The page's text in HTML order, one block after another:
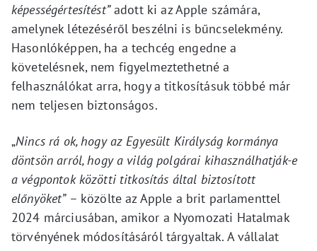
képességértesítést”adott ki az Apple számára,
amelynek létezéséről beszélni is bűncselekmény.
Hasonlóképpen, ha a techcég engedne a
követelésnek, nem figyelmeztethetné a
felhasználókat arra, hogy a titkosításuk többé már
nem teljesen biztonságos.
„Nincs rá ok, hogy az Egyesült Királyság kormánya
döntsön arról, hogy a világ polgárai kihasználhatják-e
a végpontok közötti titkosítás által biztosított
előnyöket”– közölte az Apple a brit parlamenttel
2024 márciusában, amikor a Nyomozati Hatalmak
törvényének módosításáról tárgyaltak. A vállalat